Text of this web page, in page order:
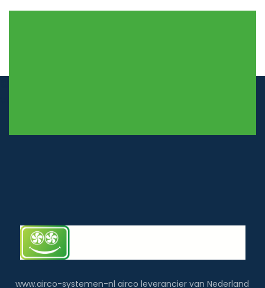
www.airco-systemen-nl airco leverancier van Nederland